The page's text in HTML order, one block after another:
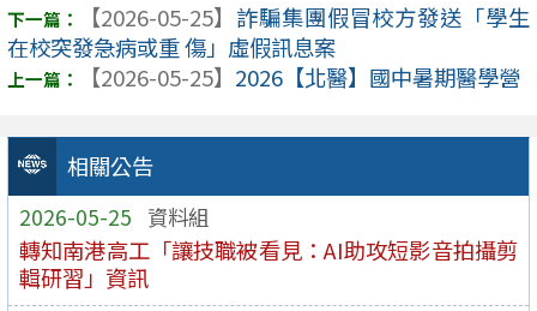
相關公告
2026-05-25 資料組
轉知南港高工「讓技職被看見：AI助攻短影音拍攝剪
輯研習」資訊
【2026-05-25】 詐騙集團假冒校方發送「學生
在校突發急病或重 傷」虛假訊息案
【2026-05-25】 2026【北醫】國中暑期醫學營